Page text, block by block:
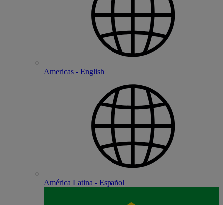
Americas - English
América Latina - Español